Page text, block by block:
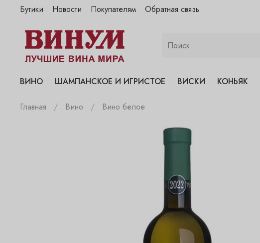
Бутики
"Винум" на Полянке
"Винум" на Гранатном
"Винум" на Сухаревском
"Винум" на Садовнической
Новости Покупателям Обратная связь
ВИНО ШАМПАНСКОЕ И ИГРИСТОЕ ВИСКИ КОНЬЯК
Главная Вино Вино белое